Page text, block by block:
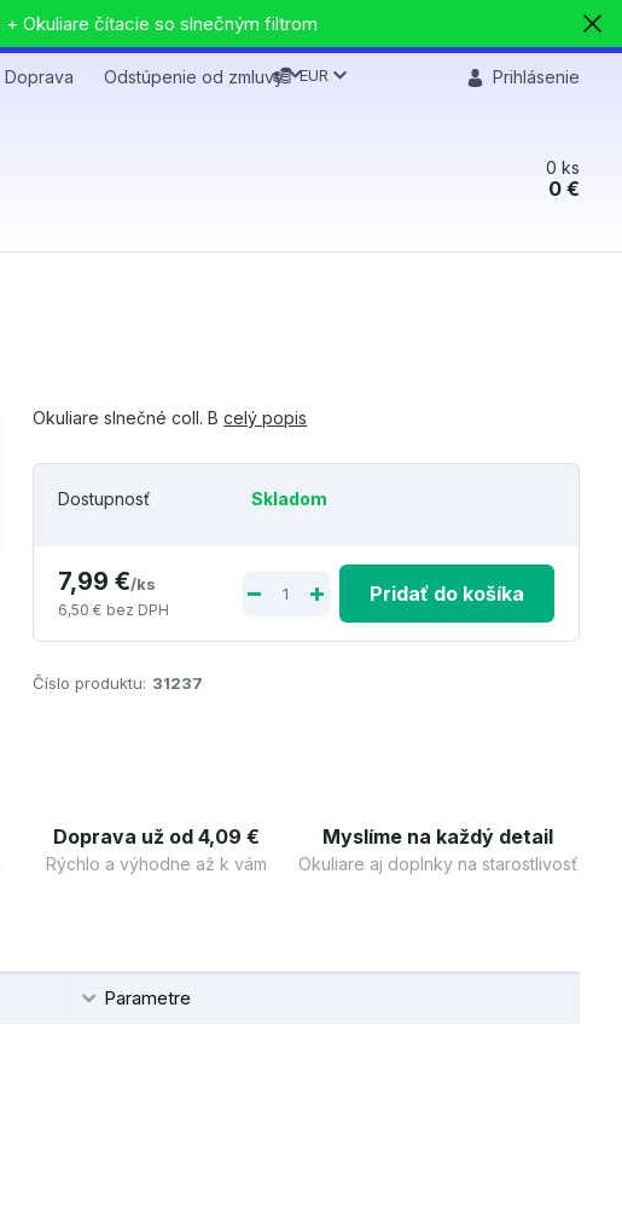
Okuliare čítacie so slnečným filtrom
Doprava Odstúpenie od zmluvy EUR Prihlásenie
0 ks
0 €
Okuliare slnečné coll. Bcelý popis
Dostupnosť Skladom
7,99 €/ks
6,50 € bez DPH
Pridať do košíka
Číslo produktu: 31237
Doprava už od 4,09 €
Rýchlo a výhodne až k vám
Myslíme na každý detail
Okuliare aj doplnky na starostlivosť
Parametre